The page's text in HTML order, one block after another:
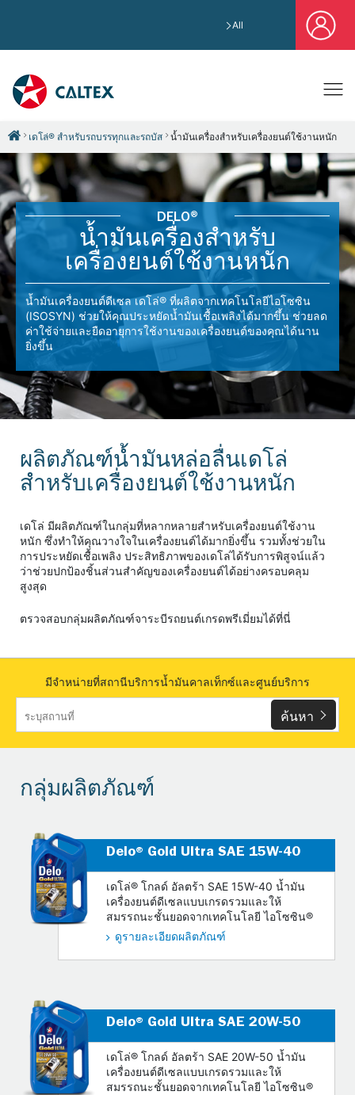
All
เดโล่® สำหรับรถบรรทุกและรถบัส น้ำมันเครื่องสำหรับเครื่องยนต์ใช้งานหนัก
DELO®
น้ำมันเครื่องสำหรับ
เครื่องยนต์ใช้งานหนัก
น้ำมันเครื่องยนต์ดีเซล เดโล่® ที่ผลิตจากเทคโนโลยีไอโซซิน
(ISOSYN) ช่วยให้คุณประหยัดน้ำมันเชื้อเพลิงได้มากขึ้น ช่วยลด
ค่าใช้จ่ายและยืดอายุการใช้งานของเครื่องยนต์ของคุณได้นาน
ยิ่งขึ้น
ผลิตภัณฑ์น้ำมันหล่อลื่นเดโล่
สำหรับเครื่องยนต์ใช้งานหนัก
เดโล่ มีผลิตภัณฑ์ในกลุ่มที่หลากหลายสำหรับเครื่องยนต์ใช้งาน
หนัก ซึ่งทำให้คุณวางใจในเครื่องยนต์ได้มากยิ่งขึ้น รวมทั้งช่วยใน
การประหยัดเชื้อเพลิง ประสิทธิภาพของเดโล่ได้รับการพิสูจน์แล้ว
ว่าช่วยปกป้องชิ้นส่วนสำคัญของเครื่องยนต์ได้อย่างครอบคลุม
สูงสุด
ตรวจสอบกลุ่มผลิตภัณฑ์จาระบีรถยนต์เกรดพรีเมี่ยมได้ที่นี่
มีจำหน่ายที่สถานีบริการน้ำมันคาลเท็กซ์และศูนย์บริการ
ค้นหา
กลุ่มผลิตภัณฑ์
Delo® Gold Ultra SAE 15W-40
เดโล่® โกลด์ อัลตร้า SAE 15W-40 น้ำมัน
เครื่องยนต์ดีเซลแบบเกรดรวมและให้
สมรรถนะชั้นยอดจากเทคโนโลยี ไอโซซิน®
ดูรายละเอียดผลิตภัณฑ์
Delo® Gold Ultra SAE 20W-50
เดโล่® โกลด์ อัลตร้า SAE 20W-50 น้ำมัน
เครื่องยนต์ดีเซลแบบเกรดรวมและให้
สมรรถนะชั้นยอดจากเทคโนโลยี ไอโซซิน®